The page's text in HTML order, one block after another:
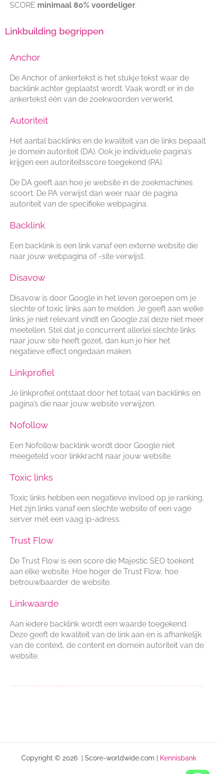
SCORE minimaal 80% voordeliger.
Linkbuilding begrippen
Anchor
De Anchor of ankertekst is het stukje tekst waar de
backlink achter geplaatst wordt. Vaak wordt er in de
ankertekst één van de zoekwoorden verwerkt.
Autoriteit
Het aantal backlinks en de kwaliteit van de links bepaalt
je domein autoriteit (DA). Ook je individuele pagina’s
krijgen een autoriteitsscore toegekend (PA).
De DA geeft aan hoe je website in de zoekmachines
scoort. De PA verwijst dan weer naar de pagina
autoriteit van de specifieke webpagina.
Backlink
Een backlink is een link vanaf een externe website die
naar jouw webpagina of -site verwijst.
Disavow
Disavow is door Google in het leven geroepen om je
slechte of toxic links aan te melden. Je geeft aan welke
links je niet relevant vindt en Google zal deze niet meer
meetellen. Stel dat je concurrent allerlei slechte links
naar jouw site heeft gezet, dan kun je hier het
negatieve effect ongedaan maken.
Linkprofiel
Je linkprofiel ontstaat door het totaal van backlinks en
pagina’s die naar jouw website verwijzen.
Nofollow
Een Nofollow backlink wordt door Google niet
meegeteld voor linkkracht naar jouw website.
Toxic links
Toxic links hebben een negatieve invloed op je ranking.
Het zijn links vanaf een slechte website of een vage
server met een vaag ip-adress.
Trust Flow
De Trust Flow is een score die Majestic SEO toekent
aan elke website. Hoe hoger de Trust Flow, hoe
betrouwbaarder de website.
Linkwaarde
Aan iedere backlink wordt een waarde toegekend.
Deze geeft de kwaliteit van de link aan en is afhankelijk
van de context, de content en domein autoriteit van de
website.
Copyright © 2026 | Score-worldwide.com | Kennisbank